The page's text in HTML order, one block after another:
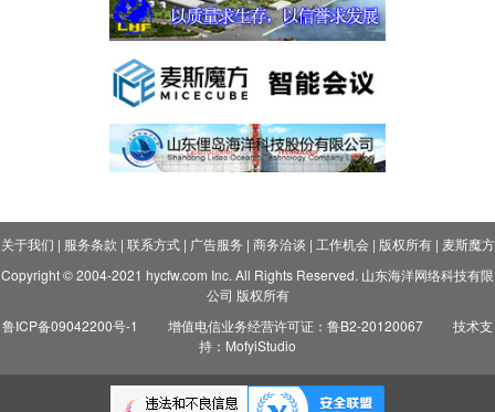
关于我们 | 服务条款 | 联系方式| 广告服务 | 商务洽谈 | 工作机会| 版权所有| 麦斯魔方
Copyright © 2004-2021 hycfw.com Inc. All Rights Reserved. 山东海洋网络科技有限
公司 版权所有
鲁ICP备09042200号-1
增值电信业务经营许可证：鲁B2-20120067
技术支
持：MofyiStudio